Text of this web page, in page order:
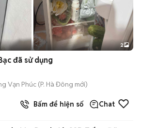
2
đã sử dụng
Vạn Phúc (P. Hà Đông mới)
Bấm để hiện số Chat